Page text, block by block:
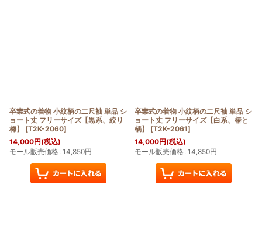
卒業式の着物 小紋柄の二尺袖 単品 シ
ョート丈 フリーサイズ【黒系、絞り
梅】
[T2K-2060]
14,000円(税込)
モール販売価格: 14,850円
卒業式の着物 小紋柄の二尺袖 単品 シ
ョート丈 フリーサイズ【白系、椿と
橘】
[T2K-2061]
14,000円(税込)
モール販売価格: 14,850円